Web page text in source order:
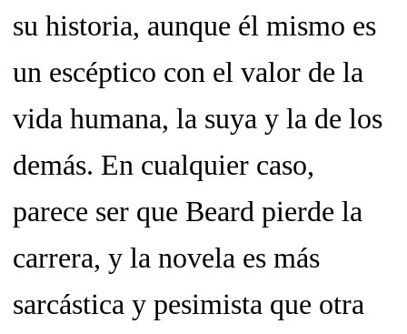
su historia, aunque él mismo es
un escéptico con el valor de la
vida humana, la suya y la de los
demás. En cualquier caso,
parece ser que Beard pierde la
carrera, y la novela es más
sarcástica y pesimista que otra